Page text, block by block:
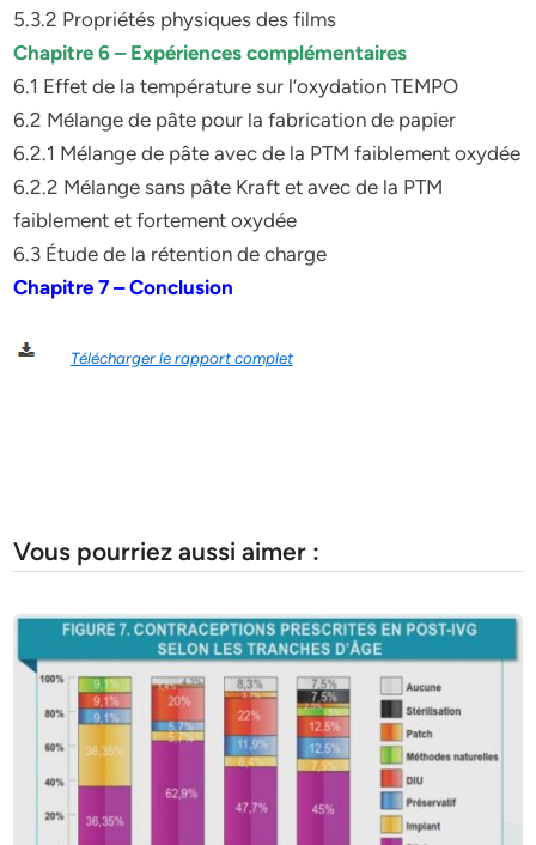
5.3.2 Propriétés physiques des films
Chapitre 6 – Expériences complémentaires
6.1 Effet de la température sur l’oxydation TEMPO
6.2 Mélange de pâte pour la fabrication de papier
6.2.1 Mélange de pâte avec de la PTM faiblement oxydée
6.2.2 Mélange sans pâte Kraft et avec de la PTM
faiblement et fortement oxydée
6.3 Étude de la rétention de charge
Chapitre 7 – Conclusion
Télécharger le rapport complet
Vous pourriez aussi aimer :